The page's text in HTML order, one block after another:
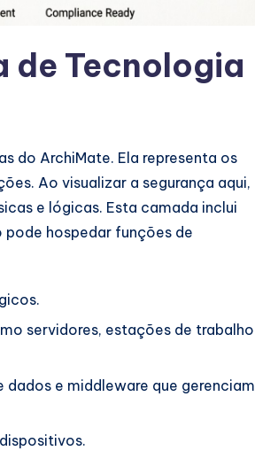
de Tecnologia
do ArchiMate. Ela representa os
Ao visualizar a segurança aqui,
e lógicas. Esta camada inclui
hospedar funções de
servidores, estações de trabalho
e middleware que gerenciam